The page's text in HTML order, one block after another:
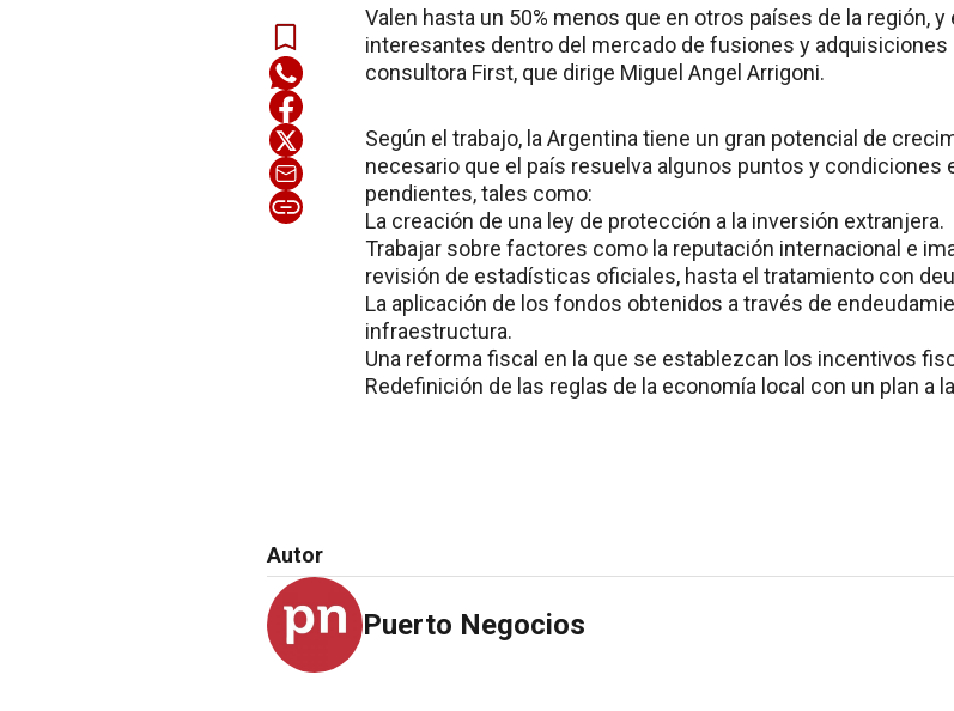
Valen hasta un 50% menos que en otros países de la región,
interesantes dentro del mercado de fusiones y adquisiciones
consultora First, que dirige Miguel Angel Arrigoni.
Según el trabajo, la Argentina tiene un gran potencial de
necesario que el país resuelva algunos puntos y condiciones
pendientes, tales como:
La creación de una ley de protección a la inversión extranjera.
Trabajar sobre factores como la reputación internacional e
revisión de estadísticas oficiales, hasta el tratamiento con
La aplicación de los fondos obtenidos a través de
infraestructura.
Una reforma fiscal en la que se establezcan los incentivos
Redefinición de las reglas de la economía local con un plan a
Autor
Puerto Negocios